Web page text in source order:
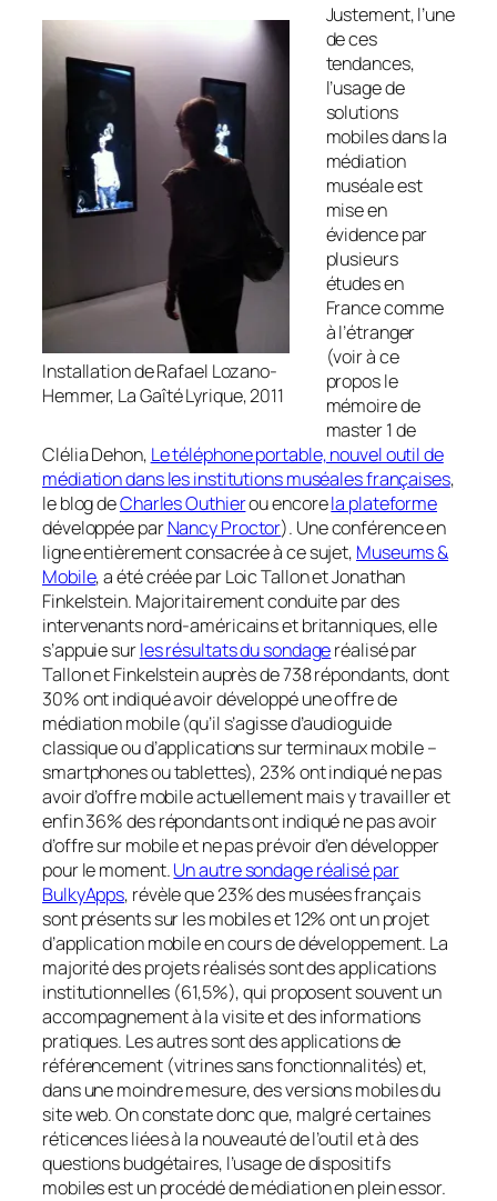
Installation de Rafael Lozano-
Hemmer, La Gaîté Lyrique, 2011
Justement, l’une
de ces
tendances,
l’usage de
solutions
mobiles dans la
médiation
muséale est
mise en
évidence par
plusieurs
études en
France comme
à l’étranger
(voir à ce
propos le
mémoire de
master 1 de
Clélia Dehon, Le téléphone portable, nouvel outil de
médiation dans les institutions muséales françaises,
le blog deCharles Outhierou encorela plateforme
développée parNancy Proctor). Une conférence en
ligne entièrement consacrée à ce sujet, Museums &
Mobile, a été créée par Loic Tallon et Jonathan
Finkelstein. Majoritairement conduite par des
intervenants nord-américains et britanniques, elle
s’appuie surles résultats du sondageréalisé par
Tallon et Finkelstein auprès de 738 répondants, dont
30% ont indiqué avoir développé une offre de
médiation mobile (qu’il s’agisse d’audioguide
classique ou d’applications sur terminaux mobile –
smartphones ou tablettes), 23% ont indiqué ne pas
avoir d’offre mobile actuellement mais y travailler et
enfin 36% des répondants ont indiqué ne pas avoir
d’offre sur mobile et ne pas prévoir d’en développer
pour le moment.Un autre sondage réalisé par
BulkyApps, révèle que 23% des musées français
sont présents sur les mobiles et 12% ont un projet
d’application mobile en cours de développement. La
majorité des projets réalisés sont des applications
institutionnelles (61,5%), qui proposent souvent un
accompagnement à la visite et des informations
pratiques. Les autres sont des applications de
référencement (vitrines sans fonctionnalités) et,
dans une moindre mesure, des versions mobiles du
site web. On constate donc que, malgré certaines
réticences liées à la nouveauté de l’outil et à des
questions budgétaires, l’usage de dispositifs
mobiles est un procédé de médiation en plein essor.